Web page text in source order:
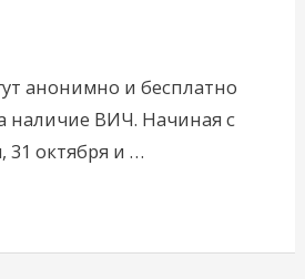
анонимно и бесплатно
наличие ВИЧ. Начиная с
31 октября и …